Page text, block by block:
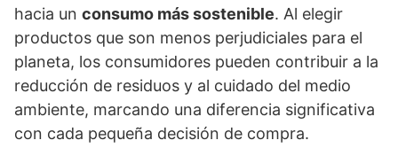
hacia un consumo más sostenible. Al elegir
productos que son menos perjudiciales para el
planeta, los consumidores pueden contribuir a la
reducción de residuos y al cuidado del medio
ambiente, marcando una diferencia significativa
con cada pequeña decisión de compra.